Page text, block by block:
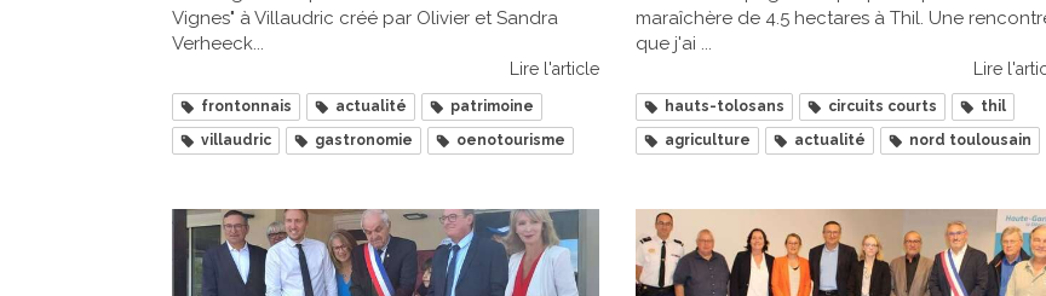
Vignes" à Villaudric créé par Olivier et Sandra
Verheeck...
Lire l'article
frontonnais actualité
patrimoine
villaudric
gastronomie oenotourisme
maraîchère de 4.5 hectares à Thil. Une
que j'ai ...
Lire
hauts-tolosans circuits courts
thil
agriculture
actualité nord toulousain